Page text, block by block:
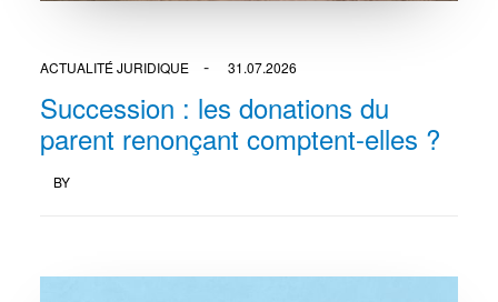
ACTUALITÉ JURIDIQUE 31.07.2026
Succession : les donations du
parent renonçant comptent-elles ?
BY